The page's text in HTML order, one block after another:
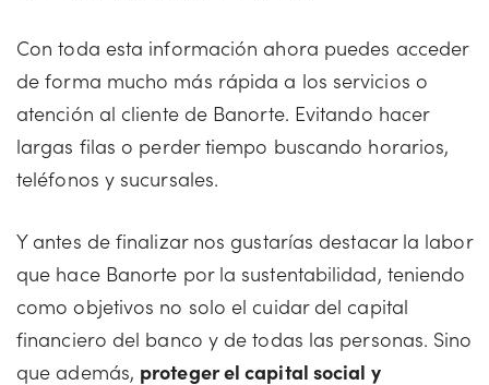
Con toda esta información ahora puedes acceder
de forma mucho más rápida a los servicios o
atención al cliente de Banorte. Evitando hacer
largas filas o perder tiempo buscando horarios,
teléfonos y sucursales.
Y antes de finalizar nos gustarías destacar la labor
que hace Banorte por la sustentabilidad, teniendo
como objetivos no solo el cuidar del capital
financiero del banco y de todas las personas. Sino
que además, proteger el capital social y